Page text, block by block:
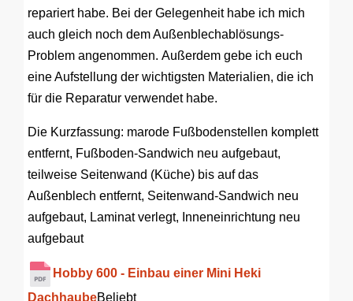
repariert habe. Bei der Gelegenheit habe ich mich
auch gleich noch dem Außenblechablösungs-
Problem angenommen. Außerdem gebe ich euch
eine Aufstellung der wichtigsten Materialien, die ich
für die Reparatur verwendet habe.
Die Kurzfassung: marode Fußbodenstellen komplett
entfernt, Fußboden-Sandwich neu aufgebaut,
teilweise Seitenwand (Küche) bis auf das
Außenblech entfernt, Seitenwand-Sandwich neu
aufgebaut, Laminat verlegt, Inneneinrichtung neu
aufgebaut
Hobby 600 - Einbau einer Mini Heki
DachhaubeBeliebt